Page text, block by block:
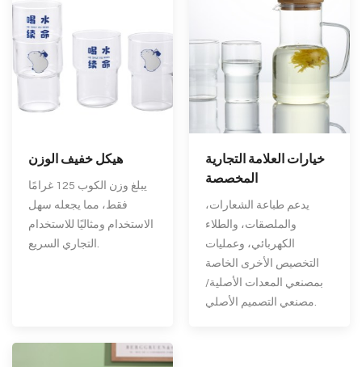
هيكل خفيف الوزن
يبلغ وزن الكوب 125 غرامًا
فقط، مما يجعله سهل
الاستخدام ومثاليًا للاستخدام
التجاري السريع.
خيارات العلامة التجارية
المخصصة
يدعم طباعة الشعارات،
والملصقات، والطلاء
الكهربائي، وعمليات
التخصيص الأخرى الخاصة
بمصنعي المعدات الأصلية/
مصنعي التصميم الأصلي.